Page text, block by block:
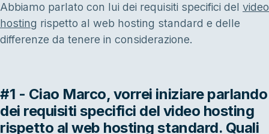
Abbiamo parlato con lui dei requisiti specifici del video
hosting rispetto al web hosting standard e delle
differenze da tenere in considerazione.
#1 - Ciao Marco, vorrei iniziare parlando
dei requisiti specifici del video hosting
rispetto al web hosting standard. Quali